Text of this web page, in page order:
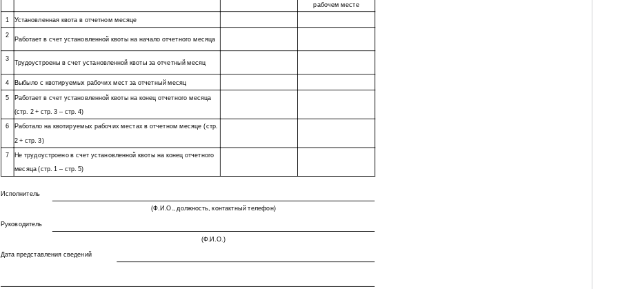
рабочем месте
1 Установленная квота в отчетном месяце
2
Работает в счет установленной квоты на начало отчетного месяца
3
Трудоустроены в счет установленной квоты за отчетный месяц
4 Выбыло с квотируемых рабочих мест за отчетный месяц
5 Работает в счет установленной квоты на конец отчетного месяца
(стр. 2 + стр. 3 – стр. 4)
6 Работало на квотируемых рабочих местах в отчетном месяце (стр.
2 + стр. 3)
7
Не трудоустроено в счет установленной квоты на конец отчетного
месяца (стр. 1 – стр. 5)
Исполнитель
(Ф.И.О., должность, контактный телефон)
Руководитель
(Ф.И.О.)
Дата представления сведений